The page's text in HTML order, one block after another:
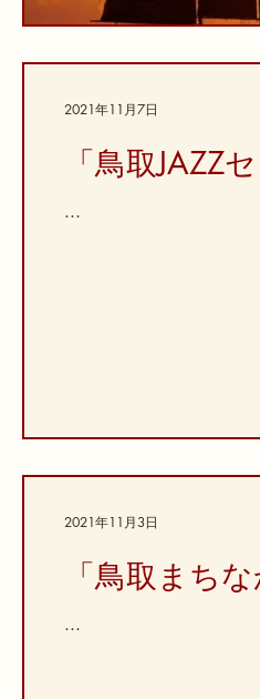
「鳥取JAZZ
...
2021年11月7日
「鳥取まち
...
2021年11月3日